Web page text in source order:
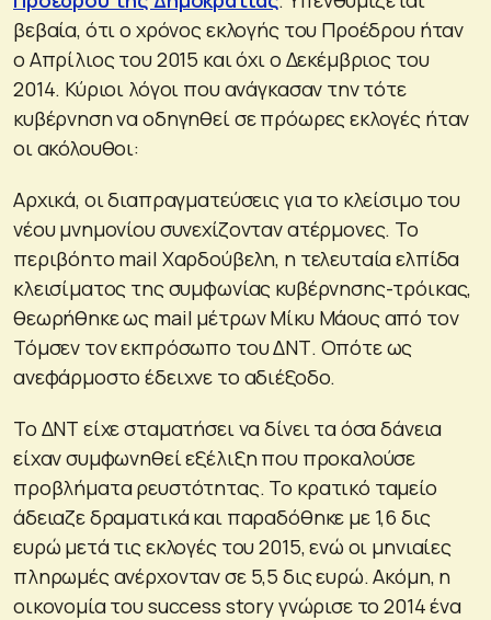
βεβαία, ότι ο χρόνος εκλογής του Προέδρου ήταν
ο Απρίλιος του 2015 και όχι ο Δεκέμβριος του
2014. Κύριοι λόγοι που ανάγκασαν την τότε
κυβέρνηση να οδηγηθεί σε πρόωρες εκλογές ήταν
οι ακόλουθοι:
Αρχικά, οι διαπραγματεύσεις για το κλείσιμο του
νέου μνημονίου συνεχίζονταν ατέρμονες. Το
περιβόητο mail Χαρδούβελη, η τελευταία ελπίδα
κλεισίματος της συμφωνίας κυβέρνησης-τρόικας,
θεωρήθηκε ως mail μέτρων Μίκυ Μάους από τον
Τόμσεν τον εκπρόσωπο του ΔΝΤ. Οπότε ως
ανεφάρμοστο έδειχνε το αδιέξοδο.
Το ΔΝΤ είχε σταματήσει να δίνει τα όσα δάνεια
είχαν συμφωνηθεί εξέλιξη που προκαλούσε
προβλήματα ρευστότητας. Το κρατικό ταμείο
άδειαζε δραματικά και παραδόθηκε με 1,6 δις
ευρώ μετά τις εκλογές του 2015, ενώ οι μηνιαίες
πληρωμές ανέρχονταν σε 5,5 δις ευρώ. Ακόμη, η
οικονομία του success story γνώρισε το 2014 ένα